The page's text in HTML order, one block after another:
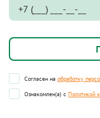
Согласен на обработку
Ознакомлен(а) с Политикой